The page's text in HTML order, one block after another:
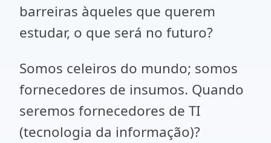
barreiras àqueles que querem
estudar, o que será no futuro?
Somos celeiros do mundo; somos
fornecedores de insumos. Quando
seremos fornecedores de TI
(tecnologia da informação)?